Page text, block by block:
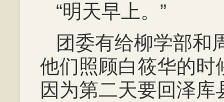
“明天早上。”
团委有给柳学部和
他们照顾白筱华的时
因为第二天要回泽